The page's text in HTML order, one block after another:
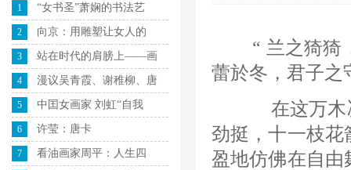
1 “女书圣”萧娴的书法艺
2 向京：用雕塑让女人的
3 站在时代的肩膀上——画
4 漫议吴青霞、谢稚柳、唐
5 中囯女画家 刘虹“自我
6 许莹：唐卡
7 看油画家周平：人生四
“ 兰之猗猗
蕾於冬，君子之
在这万木凋
劲挺，十一枝花
盈地仿佛在自